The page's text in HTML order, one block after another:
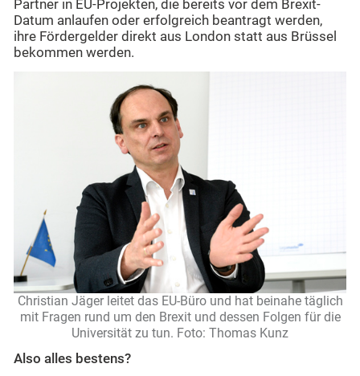
Partner in EU-Projekten, die bereits vor dem Brexit-
Datum anlaufen oder erfolgreich beantragt werden,
ihre Fördergelder direkt aus London statt aus Brüssel
bekommen werden.
Christian Jäger leitet das EU-Büro und hat beinahe täglich
mit Fragen rund um den Brexit und dessen Folgen für die
Universität zu tun. Foto: Thomas Kunz
Also alles bestens?